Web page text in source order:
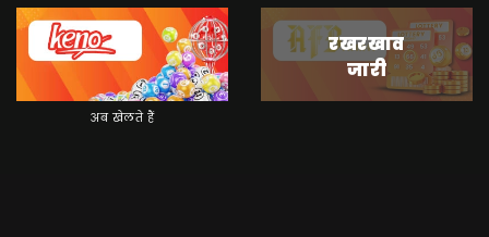
अब खेलते हैं
रखरखाव
जारी